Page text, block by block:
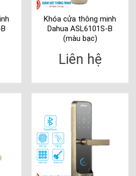
Khóa cửa thông minh
Dahua ASL6101S-B
(màu bạc)
Liên hệ